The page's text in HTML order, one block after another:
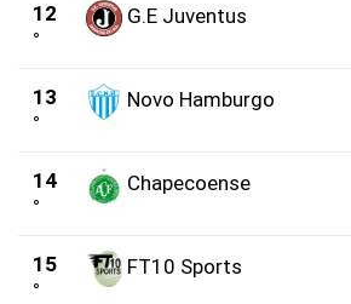
12
°
G.E Juventus
13
°
Novo Hamburgo
14
°
Chapecoense
15
°
FT10 Sports